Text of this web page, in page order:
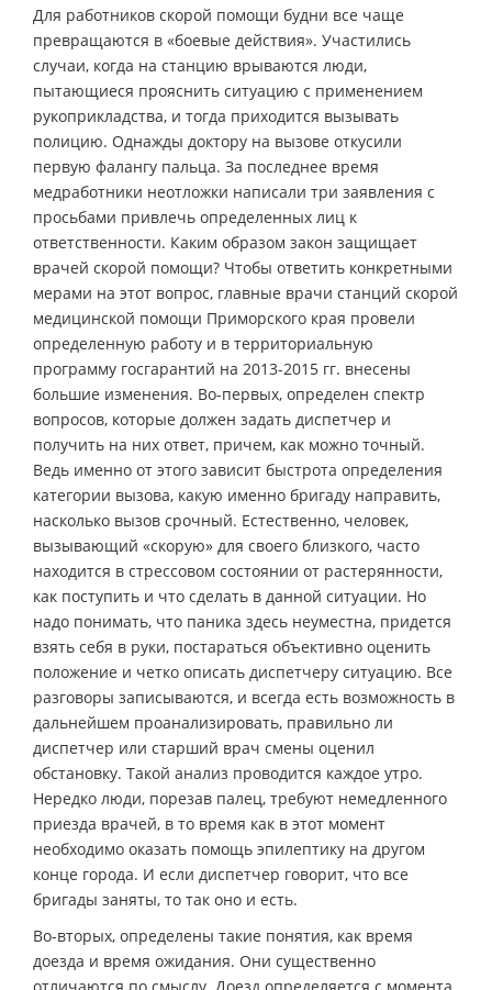
Для работников скорой помощи будни все чаще
превращаются в «боевые действия». Участились
случаи, когда на станцию врываются люди,
пытающиеся прояснить ситуацию с применением
рукоприкладства, и тогда приходится вызывать
полицию. Однажды доктору на вызове откусили
первую фалангу пальца. За последнее время
медработники неотложки написали три заявления с
просьбами привлечь определенных лиц к
ответственности. Каким образом закон защищает
врачей скорой помощи? Чтобы ответить конкретными
мерами на этот вопрос, главные врачи станций скорой
медицинской помощи Приморского края провели
определенную работу и в территориальную
программу госгарантий на 2013-2015 гг. внесены
большие изменения. Во-первых, определен спектр
вопросов, которые должен задать диспетчер и
получить на них ответ, причем, как можно точный.
Ведь именно от этого зависит быстрота определения
категории вызова, какую именно бригаду направить,
насколько вызов срочный. Естественно, человек,
вызывающий «скорую» для своего близкого, часто
находится в стрессовом состоянии от растерянности,
как поступить и что сделать в данной ситуации. Но
надо понимать, что паника здесь неуместна, придется
взять себя в руки, постараться объективно оценить
положение и четко описать диспетчеру ситуацию. Все
разговоры записываются, и всегда есть возможность в
дальнейшем проанализировать, правильно ли
диспетчер или старший врач смены оценил
обстановку. Такой анализ проводится каждое утро.
Нередко люди, порезав палец, требуют немедленного
приезда врачей, в то время как в этот момент
необходимо оказать помощь эпилептику на другом
конце города. И если диспетчер говорит, что все
бригады заняты, то так оно и есть.
Во-вторых, определены такие понятия, как время
доезда и время ожидания. Они существенно